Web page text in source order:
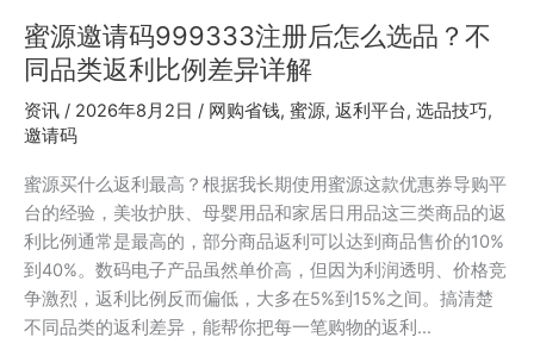
景
实
测
自
动
单
实
测：
云
发
单
和
邀
蜜源邀请码999333注册后怎么选品？不
同品类返利比例差异详解
资讯 / 2026年8月2日 / 网购省钱, 蜜源, 返利平台, 选品技巧,
邀请码
蜜源买什么返利最高？根据我长期使用蜜源这款优惠券导购平
台的经验，美妆护肤、母婴用品和家居日用品这三类商品的返
利比例通常是最高的，部分商品返利可以达到商品售价的10%
到40%。数码电子产品虽然单价高，但因为利润透明、价格竞
争激烈，返利比例反而偏低，大多在5%到15%之间。搞清楚
不同品类的返利差异，能帮你把每一笔购物的返利…